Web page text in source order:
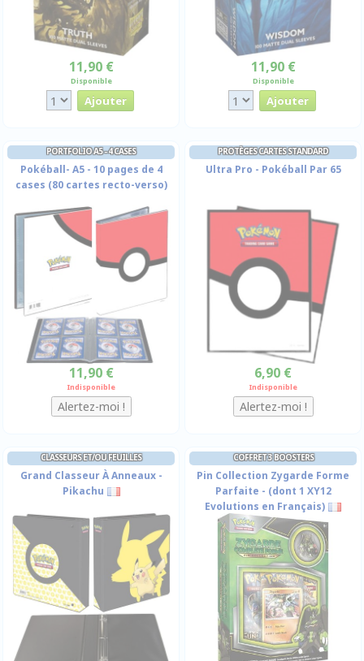
11,90 €
Disponible
11,90 €
Disponible
PORTFOLIO A5 - 4 CASES
Pokéball- A5 - 10 pages de 4
cases (80 cartes recto-verso)
11,90 €
Indisponible
PROTÈGES CARTES STANDARD
Ultra Pro - Pokéball Par 65
6,90 €
Indisponible
CLASSEURS ET/OU FEUILLES
Grand Classeur À Anneaux -
Pikachu
COFFRET 3 BOOSTERS
Pin Collection Zygarde Forme
Parfaite - (dont 1 XY12
Evolutions en Français)